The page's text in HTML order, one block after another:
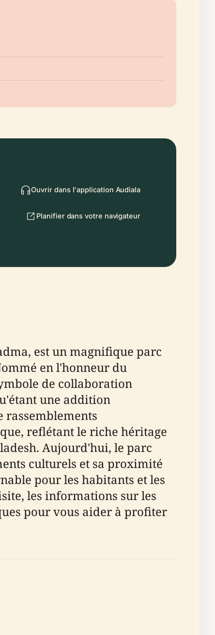
Ouvrir dans l'application Audiala
Planifier dans votre navigateur
est un magnifique parc
en l'honneur du
de collaboration
une addition
rassemblements
reflétant le riche héritage
Aujourd'hui, le parc
culturels et sa proximité
pour les habitants et les
les informations sur les
pour vous aider à profiter